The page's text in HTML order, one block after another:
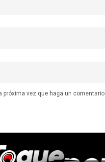
próxima vez que haga un comentario.